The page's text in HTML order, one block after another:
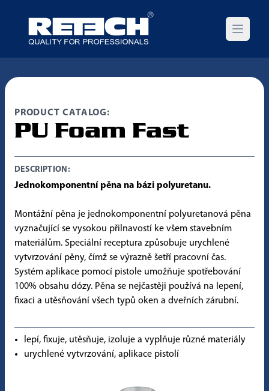
Open
PRODUCT CATALOG:
PU Foam Fast
DESCRIPTION:
Jednokomponentní pěna na bázi polyuretanu.
Montážní pěna je jednokomponentní polyuretanová pěna
vyznačující se vysokou přilnavostí ke všem stavebním
materiálům. Speciální receptura způsobuje urychlené
vytvrzování pěny, čímž se výrazně šetří pracovní čas.
Systém aplikace pomocí pistole umožňuje spotřebování
100% obsahu dózy. Pěna se nejčastěji používá na lepení,
fixaci a utěsňování všech typů oken a dveřních zárubní.
lepí, fixuje, utěsňuje, izoluje a vyplňuje různé materiály
urychlené vytvrzování, aplikace pistolí